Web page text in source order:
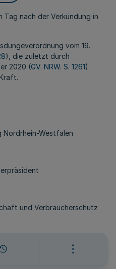
Tag nach der Verkündung in
vom 19.
), die zuletzt durch
2020 (GV. NRW. S. 1261)
Nordrhein-Westfalen
und Verbraucherschutz